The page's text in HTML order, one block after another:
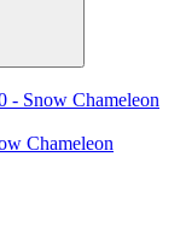
- Snow Chameleon